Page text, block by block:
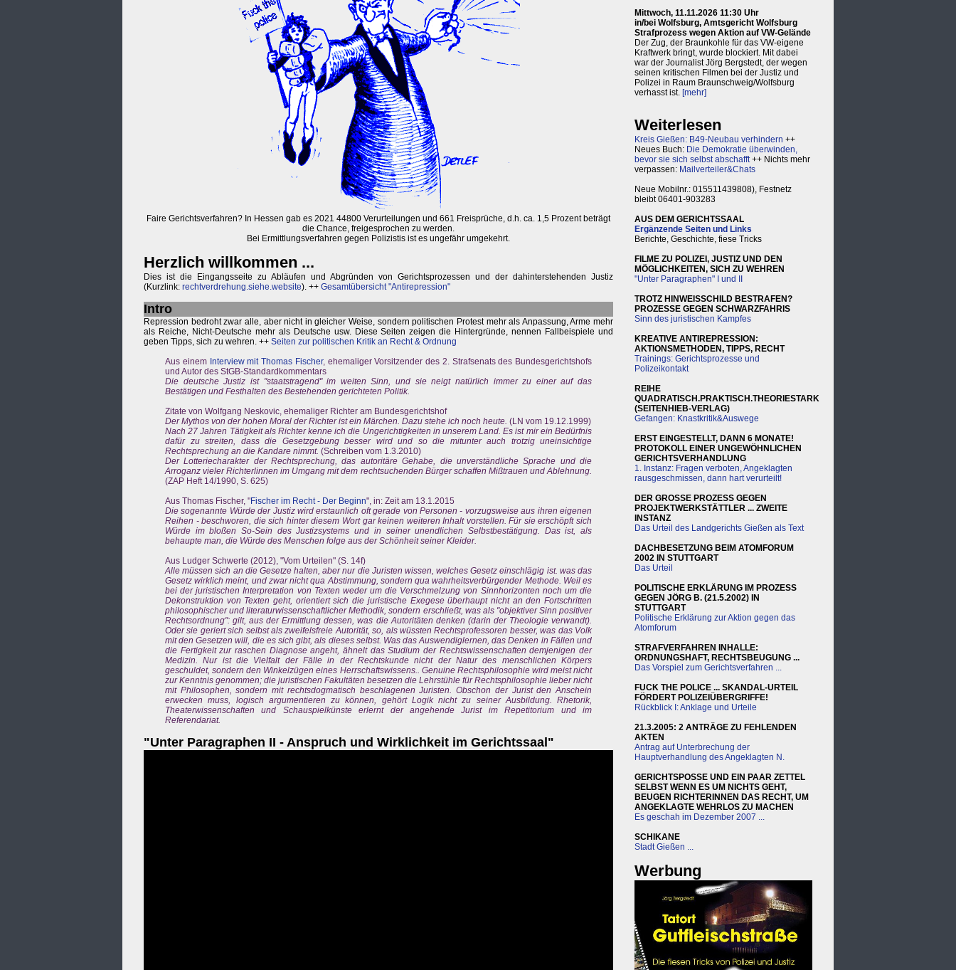
Faire Gerichtsverfahren? In Hessen gab es 2021 44800 Verurteilungen und 661 Freisprüche, d.h. ca. 1,5 Prozent beträgt
die Chance, freigesprochen zu werden.
Bei Ermittlungsverfahren gegen Polizistis ist es ungefähr umgekehrt.
Herzlich willkommen ...
Dies ist die Eingangsseite zu Abläufen und Abgründen von Gerichtsprozessen und der dahinterstehenden Justiz
(Kurzlink: rechtverdrehung.siehe.website). ++ Gesamtübersicht "Antirepression"
Intro
Repression bedroht zwar alle, aber nicht in gleicher Weise, sondern politischen Protest mehr als Anpassung, Arme mehr
als Reiche, Nicht-Deutsche mehr als Deutsche usw. Diese Seiten zeigen die Hintergründe, nennen Fallbeispiele und
geben Tipps, sich zu wehren. ++ Seiten zur politischen Kritik an Recht & Ordnung
Aus einem Interview mit Thomas Fischer, ehemaliger Vorsitzender des 2. Strafsenats des Bundesgerichtshofs
und Autor des StGB-Standardkommentars
Die deutsche Justiz ist "staatstragend" im weiten Sinn, und sie neigt natürlich immer zu einer auf das
Bestätigen und Festhalten des Bestehenden gerichteten Politik.
Zitate von Wolfgang Neskovic, ehemaliger Richter am Bundesgerichtshof
Der Mythos von der hohen Moral der Richter ist ein Märchen. Dazu stehe ich noch heute. (LN vom 19.12.1999)
Nach 27 Jahren Tätigkeit als Richter kenne ich die Ungerichtigkeiten in unserem Land. Es ist mir ein Bedürfnis
dafür zu streiten, dass die Gesetzgebung besser wird und so die mitunter auch trotzig uneinsichtige
Rechtsprechung an die Kandare nimmt. (Schreiben vom 1.3.2010)
Der Lotteriecharakter der Rechtsprechung, das autoritäre Gehabe, die unverständliche Sprache und die
Arroganz vieler Richterlinnen im Umgang mit dem rechtsuchenden Bürger schaffen Mißtrauen und Ablehnung.
(ZAP Heft 14/1990, S. 625)
Aus Thomas Fischer, "Fischer im Recht - Der Beginn", in: Zeit am 13.1.2015
Die sogenannte Würde der Justiz wird erstaunlich oft gerade von Personen - vorzugsweise aus ihren eigenen
Reihen - beschworen, die sich hinter diesem Wort gar keinen weiteren Inhalt vorstellen. Für sie erschöpft sich
Würde im bloßen So-Sein des Justizsystems und in seiner unendlichen Selbstbestätigung. Das ist, als
behaupte man, die Würde des Menschen folge aus der Schönheit seiner Kleider.
Aus Ludger Schwerte (2012), "Vom Urteilen" (S. 14f)
Alle müssen sich an die Gesetze halten, aber nur die Juristen wissen, welches Gesetz einschlägig ist. was das
Gesetz wirklich meint, und zwar nicht qua Abstimmung, sondern qua wahrheitsverbürgender Methode. Weil es
bei der juristischen Interpretation von Texten weder um die Verschmelzung von Sinnhorizonten noch um die
Dekonstruktion von Texten geht, orientiert sich die juristische Exegese überhaupt nicht an den Fortschritten
philosophischer und literaturwissenschaftlicher Methodik, sondern erschließt, was als "objektiver Sinn positiver
Rechtsordnung": gilt, aus der Ermittlung dessen, was die Autoritäten denken (darin der Theologie verwandt).
Oder sie geriert sich selbst als zweifelsfreie Autorität, so, als wüssten Rechtsprofessoren besser, was das Volk
mit den Gesetzen will, die es sich gibt, als dieses selbst. Was das Auswendiglernen, das Denken in Fällen und
die Fertigkeit zur raschen Diagnose angeht, ähnelt das Studium der Rechtswissenschaften demjenigen der
Medizin. Nur ist die Vielfalt der Fälle in der Rechtskunde nicht der Natur des menschlichen Körpers
geschuldet, sondern den Winkelzügen eines Herrschaftswissens.. Genuine Rechtsphilosophie wird meist nicht
zur Kenntnis genommen; die juristischen Fakultäten besetzen die Lehrstühle für Rechtsphilosophie lieber nicht
mit Philosophen, sondern mit rechtsdogmatisch beschlagenen Juristen. Obschon der Jurist den Anschein
erwecken muss, logisch argumentieren zu können, gehört Logik nicht zu seiner Ausbildung. Rhetorik,
Theaterwissenschaften und Schauspielkünste erlernt der angehende Jurist im Repetitorium und im
Referendariat.
"Unter Paragraphen II - Anspruch und Wirklichkeit im Gerichtssaal"
Mittwoch, 11.11.2026 11:30 Uhr
in/bei Wolfsburg, Amtsgericht Wolfsburg
Strafprozess wegen Aktion auf VW-Gelände
Der Zug, der Braunkohle für das VW-eigene
Kraftwerk bringt, wurde blockiert. Mit dabei
war der Journalist Jörg Bergstedt, der wegen
seinen kritischen Filmen bei der Justiz und
Polizei in Raum Braunschweig/Wolfsburg
verhasst ist. [mehr]
Weiterlesen
Kreis Gießen: B49-Neubau verhindern ++
Neues Buch: Die Demokratie überwinden,
bevor sie sich selbst abschafft++ Nichts mehr
verpassen: Mailverteiler&Chats
Neue Mobilnr.: 015511439808), Festnetz
bleibt 06401-903283
AUS DEM GERICHTSSAAL
Ergänzende Seiten und Links
Berichte, Geschichte, fiese Tricks
FILME ZU POLIZEI, JUSTIZ UND DEN
MÖGLICHKEITEN, SICH ZU WEHREN
"Unter Paragraphen" I und II
TROTZ HINWEISSCHILD BESTRAFEN?
PROZESSE GEGEN SCHWARZFAHRIS
Sinn des juristischen Kampfes
KREATIVE ANTIREPRESSION:
AKTIONSMETHODEN, TIPPS, RECHT
Trainings: Gerichtsprozesse und
Polizeikontakt
REIHE
QUADRATISCH.PRAKTISCH.THEORIESTARK
(SEITENHIEB-VERLAG)
Gefangen: Knastkritik&Auswege
ERST EINGESTELLT, DANN 6 MONATE!
PROTOKOLL EINER UNGEWÖHNLICHEN
GERICHTSVERHANDLUNG
1. Instanz: Fragen verboten, Angeklagten
rausgeschmissen, dann hart verurteilt!
DER GROSSE PROZESS GEGEN
PROJEKTWERKSTÄTTLER ... ZWEITE
INSTANZ
Das Urteil des Landgerichts Gießen als Text
DACHBESETZUNG BEIM ATOMFORUM
2002 IN STUTTGART
Das Urteil
POLITISCHE ERKLÄRUNG IM PROZESS
GEGEN JÖRG B. (21.5.2002) IN
STUTTGART
Politische Erklärung zur Aktion gegen das
Atomforum
STRAFVERFAHREN INHALLE:
ORDNUNGSHAFT, RECHTSBEUGUNG ...
Das Vorspiel zum Gerichtsverfahren ...
FUCK THE POLICE ... SKANDAL-URTEIL
FÖRDERT POLIZEIÜBERGRIFFE!
Rückblick I: Anklage und Urteile
21.3.2005: 2 ANTRÄGE ZU FEHLENDEN
AKTEN
Antrag auf Unterbrechung der
Hauptverhandlung des Angeklagten N.
GERICHTSPOSSE UND EIN PAAR ZETTEL
SELBST WENN ES UM NICHTS GEHT,
BEUGEN RICHTERINNEN DAS RECHT, UM
ANGEKLAGTE WEHRLOS ZU MACHEN
Es geschah im Dezember 2007 ...
SCHIKANE
Stadt Gießen ...
Werbung